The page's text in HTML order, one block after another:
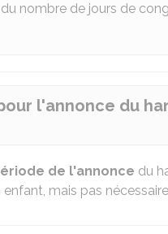
du nombre de jours de
l'annonce du
de l'annonce du
mais pas